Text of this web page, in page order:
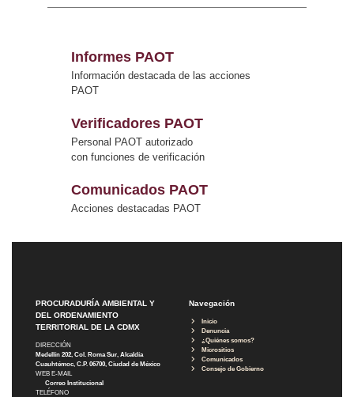
Informes PAOT
Información destacada de las acciones
PAOT
Verificadores PAOT
Personal PAOT autorizado
con funciones de verificación
Comunicados PAOT
Acciones destacadas PAOT
PROCURADURÍA AMBIENTAL Y
DEL ORDENAMIENTO
TERRITORIAL DE LA CDMX
DIRECCIÓN
Medellín 202, Col. Roma Sur, Alcaldía
Cuauhtémoc, C.P. 06700, Ciudad de México
WEB E-MAIL
Correo Institucional
TELÉFONO
Navegación
Inicio
Denuncia
¿Quiénes somos?
Micrositios
Comunicados
Consejo de Gobierno